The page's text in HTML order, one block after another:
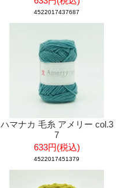
4522017437687
ハマナカ 毛糸 アメリー col.3
7
633円(税込)
4522017451379